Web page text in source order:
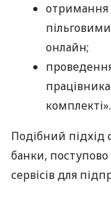
отримання
онлайн;
комплекті».
Подібний підхід
банки,
сервісів для